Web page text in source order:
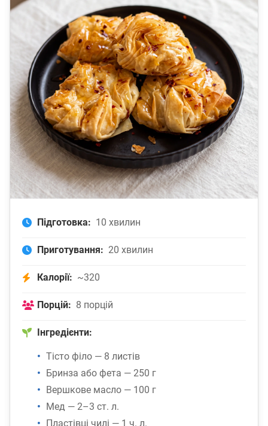
Підготовка: 10 хвилин
Приготування: 20 хвилин
Калорії: ~320
Порцій: 8 порцій
Інгредієнти:
Тісто філо — 8 листів
Бринза або фета — 250 г
Вершкове масло — 100 г
Мед — 2–3 ст. л.
Пластівці чилі — 1 ч. л.